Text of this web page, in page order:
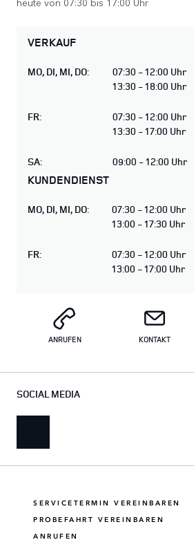
VERKAUF
MO, DI, MI, DO:
07:30 - 12:00 Uhr
13:30 - 18:00 Uhr
FR:
07:30 - 12:00 Uhr
13:30 - 17:00 Uhr
SA: 09:00 - 12:00 Uhr
KUNDENDIENST
MO, DI, MI, DO:
07:30 - 12:00 Uhr
13:00 - 17:30 Uhr
FR:
07:30 - 12:00 Uhr
13:00 - 17:00 Uhr
ANRUFEN KONTAKT
SERVICETERMIN VEREINBAREN
PROBEFAHRT VEREINBAREN
ANRUFEN
SOCIAL MEDIA